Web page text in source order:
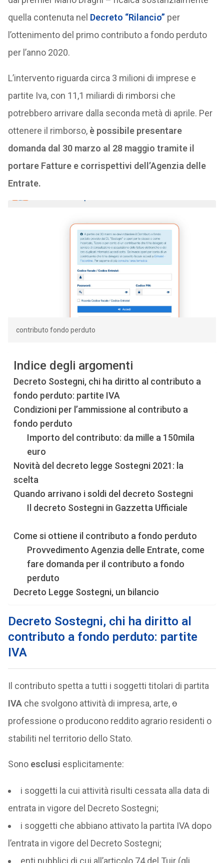
quella contenuta nel Decreto “Rilancio” per
l’ottenimento del primo contributo a fondo perduto
per l’anno 2020.
L’intervento riguarda circa 3 milioni di imprese e
partite Iva, con 11,1 miliardi di rimborsi che
potrebbero arrivare dalla seconda metà di aprile. Per
ottenere il rimborso,è possibile presentare
domanda dal 30 marzo al 28 maggio tramite il
portare Fatture e corrispettivi dell’Agenzia delle
Entrate.
contributo fondo perduto
Indice degli argomenti
Decreto Sostegni, chi ha diritto al contributo a
fondo perduto: partite IVA
Condizioni per l’ammissione al contributo a
fondo perduto
Importo del contributo: da mille a 150mila
euro
Novità del decreto legge Sostegni 2021: la
scelta
Quando arrivano i soldi del decreto Sostegni
Il decreto Sostegni in Gazzetta Ufficiale
Come si ottiene il contributo a fondo perduto
Provvedimento Agenzia delle Entrate, come
fare domanda per il contributo a fondo
perduto
Decreto Legge Sostegni, un bilancio
Decreto Sostegni, chi ha diritto al
contributo a fondo perduto: partite
IVA
Il contributo spetta a tutti i soggetti titolari di partita
IVAche svolgono attività di impresa, arte,o
professione o producono reddito agrario residenti o
stabiliti nel territorio dello Stato.
Sono esclusi esplicitamente:
i soggetti la cui attività risulti cessata alla data di
entrata in vigore del Decreto Sostegni;
i soggetti che abbiano attivato la partita IVA dopo
l’entrata in vigore del Decreto Sostegni;
enti pubblici di cui all’articolo 74 del Tuir (gli